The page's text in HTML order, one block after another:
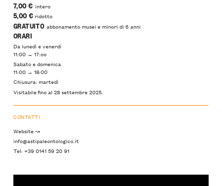
7,00 € intero
5,00 €ridotto
GRATUITO abbonamento musei e minori di 6 anni
ORARI
Da lunedì e venerdì
11:00 → 17:oo
Sabato e domenica
11:00 → 18:00
Chiusura: martedì
Visitabile fino al 28 settembre 2025.
CONTATTI
Website ↝
info@astipaleontologico.it
Tel: +39 0141 59 20 91